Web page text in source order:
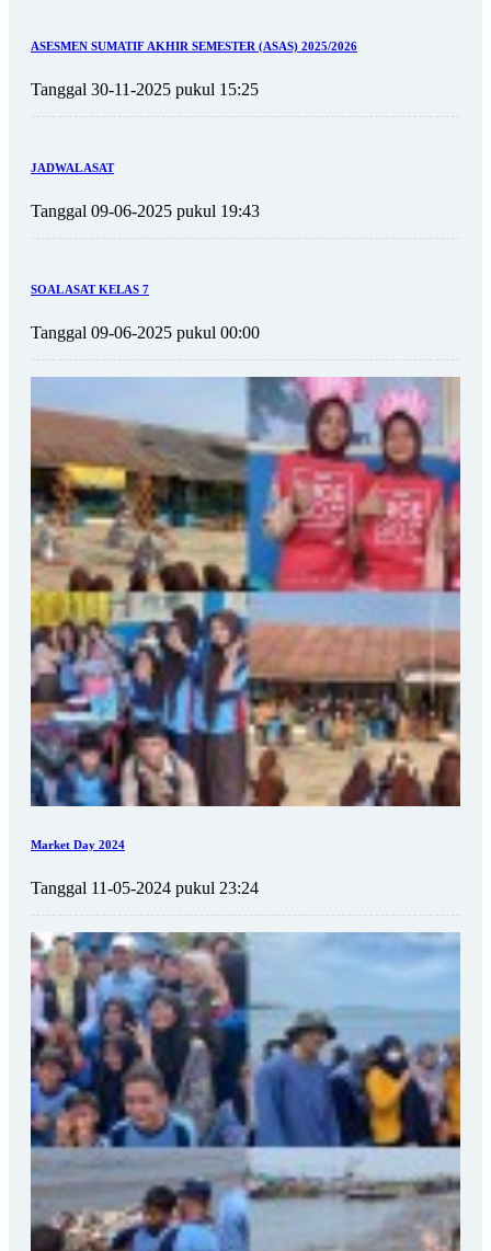
ASESMEN SUMATIF AKHIR SEMESTER (ASAS) 2025/2026
Tanggal 30-11-2025 pukul 15:25
JADWAL ASAT
Tanggal 09-06-2025 pukul 19:43
SOAL ASAT KELAS 7
Tanggal 09-06-2025 pukul 00:00
Market Day 2024
Tanggal 11-05-2024 pukul 23:24